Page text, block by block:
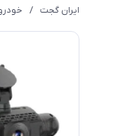
ایران گجت /